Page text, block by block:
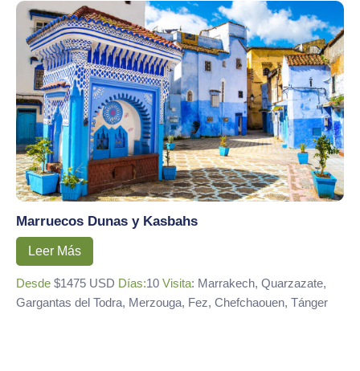
Marruecos Dunas y Kasbahs
Leer Más
Desde $1475 USD Días:10 Visita: Marrakech, Quarzazate,
Gargantas del Todra, Merzouga, Fez, Chefchaouen, Tánger